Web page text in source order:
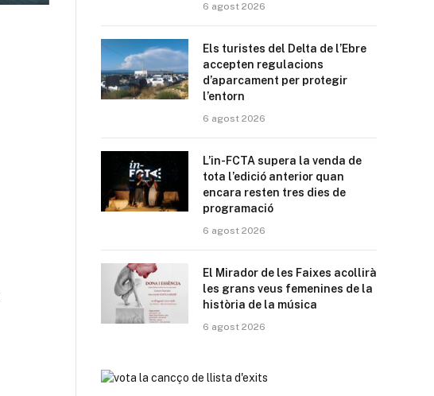
6 agost 2026
Els turistes del Delta de l’Ebre
accepten regulacions
d’aparcament per protegir
l’entorn
6 agost 2026
L’in-FCTA supera la venda de
tota l’edició anterior quan
encara resten tres dies de
programació
6 agost 2026
El Mirador de les Faixes acollirà
les grans veus femenines de la
història de la música
6 agost 2026